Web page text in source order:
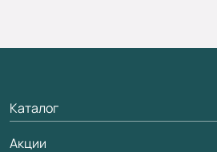
Каталог
Межкомнатные двери
Акции